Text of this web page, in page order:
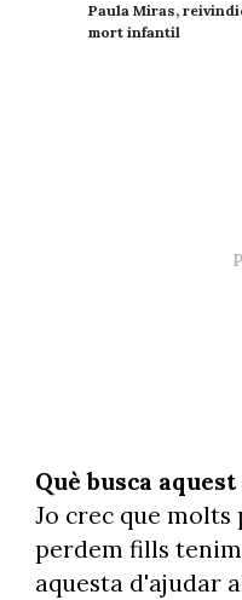
Paula Miras,
mort infantil
Què busca
Jo crec que molts
perdem fills
aquesta d'ajudar